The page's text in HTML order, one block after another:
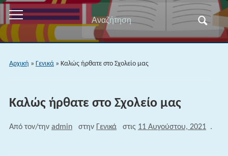
Εναλλαγή
του
μενού
για
Αναζήτηση
για:
Αρχική » Γενικά» Καλώς ήρθατε στο Σχολείο μας
Καλώς ήρθατε στο Σχολείο μας
Από τον/την admin στην Γενικά στις 11 Αυγούστου, 2021 .